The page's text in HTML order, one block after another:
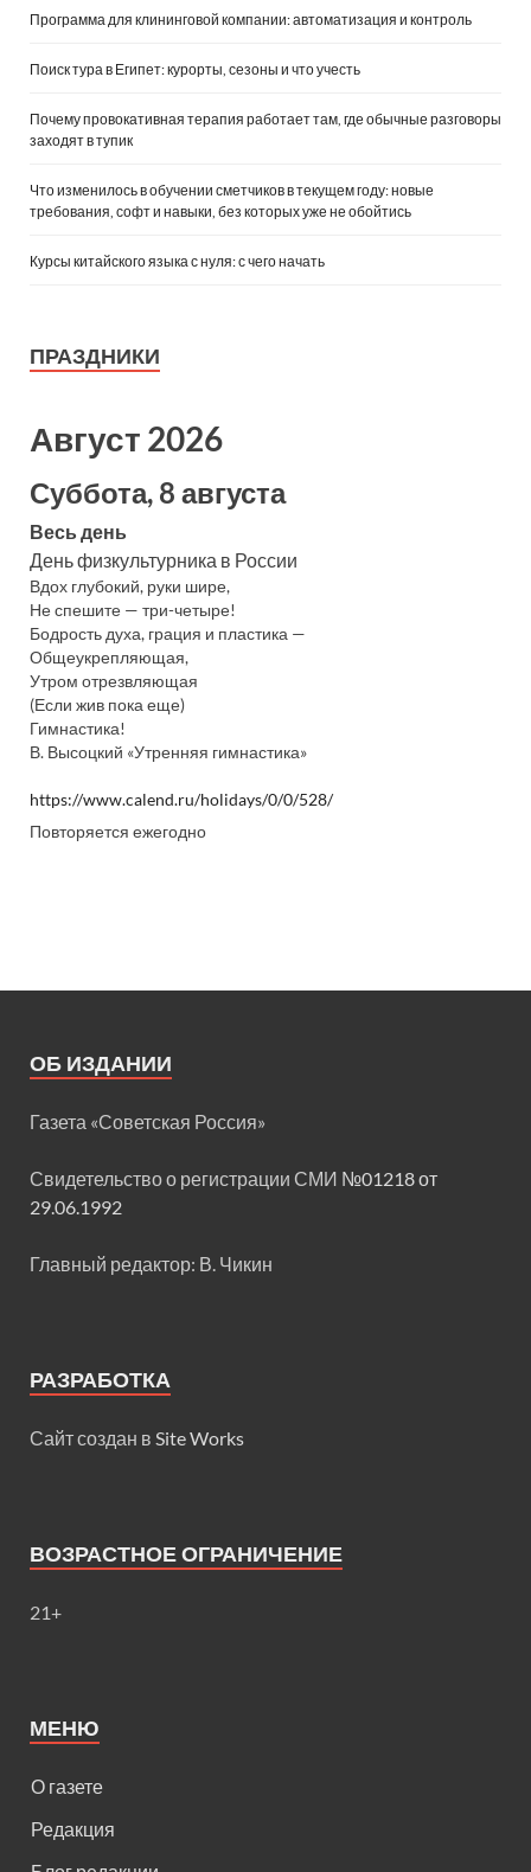
Программа для клининговой компании: автоматизация и контроль
Поиск тура в Египет: курорты, сезоны и что учесть
Почему провокативная терапия работает там, где обычные разговоры
заходят в тупик
Что изменилось в обучении сметчиков в текущем году: новые
требования, софт и навыки, без которых уже не обойтись
Курсы китайского языка с нуля: с чего начать
ПРАЗДНИКИ
Август 2026
Суббота, 8 августа
Весь день
День физкультурника в России
Вдох глубокий, руки шире,
Не спешите — три-четыре!
Бодрость духа, грация и пластика —
Общеукрепляющая,
Утром отрезвляющая
(Если жив пока еще)
Гимнастика!
В. Высоцкий «Утренняя гимнастика»
https://www.calend.ru/holidays/0/0/528/
Повторяется ежегодно
ОБ ИЗДАНИИ
Газета «Советская Россия»
Свидетельство о регистрации СМИ №01218 от
29.06.1992
Главный редактор: В. Чикин
РАЗРАБОТКА
Сайт создан в Site Works
ВОЗРАСТНОЕ ОГРАНИЧЕНИЕ
21+
МЕНЮ
О газете
Редакция